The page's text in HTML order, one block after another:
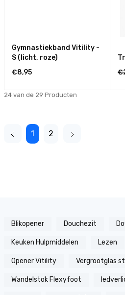
Gymnastiekband Vitility -
S (licht, roze)
€8,95
24 van de 29 Producten
1 2
Blikopener Douchezit
Keuken Hulpmiddelen Lezen
Opener Vitility Vergrootglas
Wandelstok Flexyfoot